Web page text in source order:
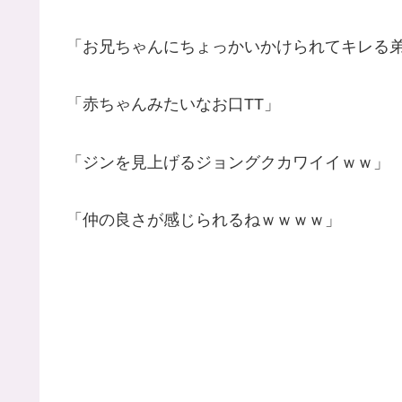
「お兄ちゃんにちょっかいかけられてキレる
「赤ちゃんみたいなお口TT」
「ジンを見上げるジョングクカワイイｗｗ」
「仲の良さが感じられるねｗｗｗｗ」